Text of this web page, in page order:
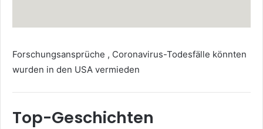
Forschungsansprüche , Coronavirus-Todesfälle könnten
wurden in den USA vermieden
Top-Geschichten